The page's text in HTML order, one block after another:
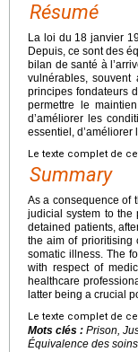
Résumé
La loi du 18 janvier
Depuis, ce sont des
bilan de santé à
vulnérables, souvent
principes fondateurs
permettre le
d’améliorer les
essentiel, d’améliorer
Le texte complet de
Summary
As a consequence of
judicial system to the
detained patients,
the aim of prioritising
somatic illness. The
with respect of
healthcare
latter being a crucial
Le texte complet de
Mots clés : Prison,
Équivalence des